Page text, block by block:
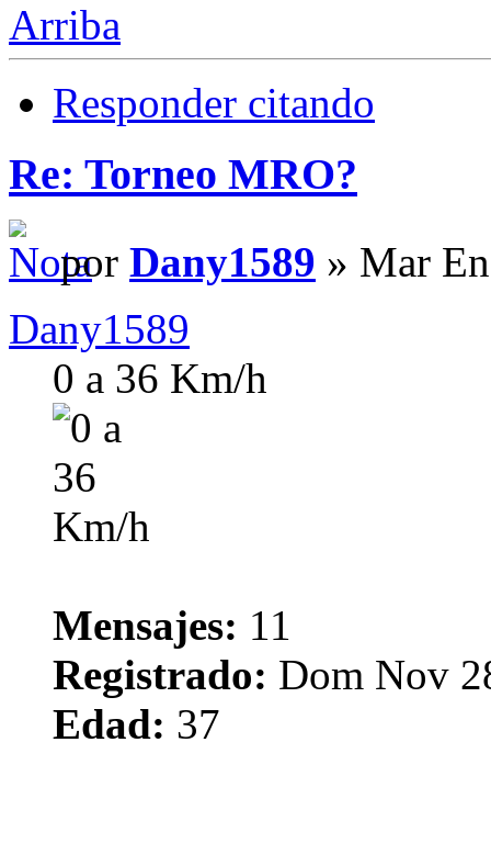
Arriba
Responder citando
Re: Torneo MRO?
por Dany1589 » Mar
Dany1589
0 a 36 Km/h
Mensajes: 11
Registrado: Dom Nov
Edad: 37